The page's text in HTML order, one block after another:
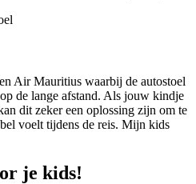
Air Mauritius waarbij de autostoel
de lange afstand. Als jouw kindje
dit zeker een oplossing zijn om te
voelt tijdens de reis. Mijn kids
je kids!